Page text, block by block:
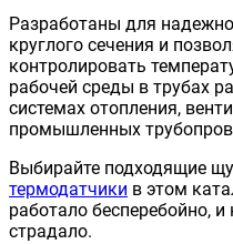
Разработаны для
круглого сечения и
контролировать
рабочей среды в трубах
системах отопления,
промышленных
Выбирайте подходящие
термодатчики в этом
работало бесперебойно,
страдало.